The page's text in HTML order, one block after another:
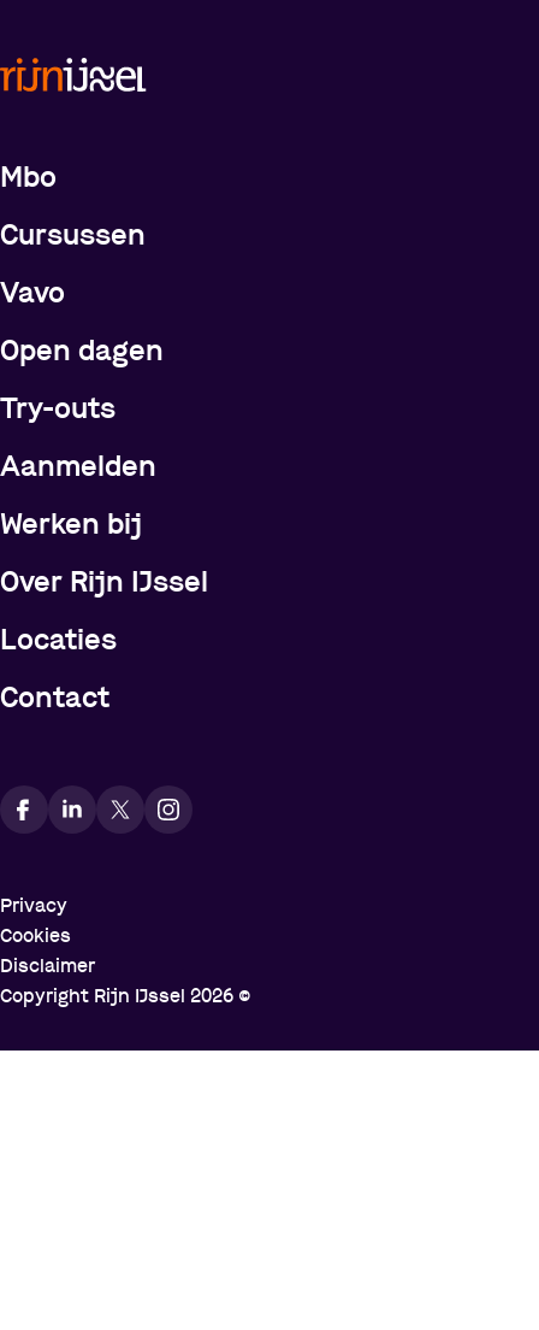
Meer over de opleidingen
Mbo
Cursussen
Vavo
Open dagen
Try-outs
Meer over Rijn IJssel
Aanmelden
Werken bij
Over Rijn IJssel
Locaties
Contact
Vindt ons op social media
Privacy
Cookies
Disclaimer
Copyright Rijn IJssel 2026 ©